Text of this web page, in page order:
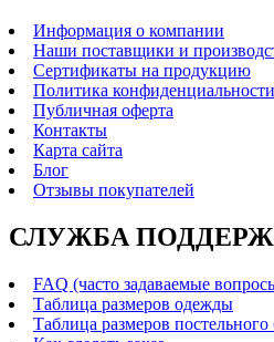
Информация о компании
Наши поставщики и
Сертификаты на продукцию
Политика конфиденциальности
Публичная оферта
Контакты
Карта сайта
Блог
Отзывы покупателей
СЛУЖБА
FAQ (часто задаваемые
Таблица размеров одежды
Таблица размеров постельного